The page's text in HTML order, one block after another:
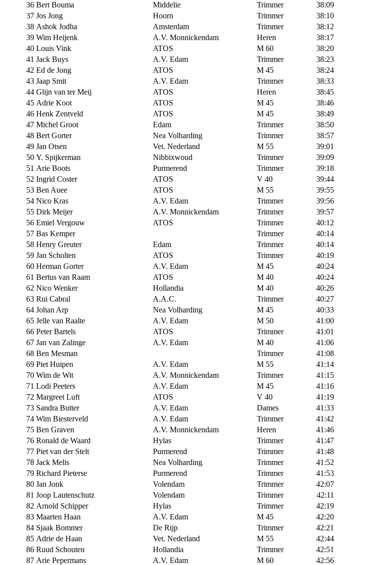
36 Bert Bouma Middelie Trimmer
38:09
37 Jos Jong Hoorn Trimmer
38:10
38 Ashok Jodha Amsterdam Trimmer
38:12
39 Wim Heijenk A.V. Monnickendam Heren
38:17
40 Louis Vink ATOS M 60
38:20
41 Jack Buys A.V. Edam Trimmer
38:23
42 Ed de Jong ATOS M 45
38:24
43 Jaap Smit A.V. Edam Trimmer
38:33
44 Glijn van ter Meij ATOS Heren
38:45
45 Adrie Koot ATOS M 45
38:46
46 Henk Zentveld ATOS M 45
38:49
47 Michel Groot Edam Trimmer
38:50
48 Bert Gorter Nea Volharding Trimmer
38:57
49 Jan Otsen Vet. Nederland M 55
39:01
50 Y. Spijkerman Nibbixwoud Trimmer
39:09
51 Arie Boots Purmerend Trimmer
39:18
52 Ingrid Coster ATOS V 40
39:44
53 Ben Auee ATOS M 55
39:55
54 Nico Kras A.V. Edam Trimmer
39:56
55 Dirk Meijer A.V. Monnickendam Trimmer
39:57
56 Emiel Vergouw ATOS Trimmer
40:12
57 Bas Kemper Trimmer
40:14
58 Henry Greuter Edam Trimmer
40:14
59 Jan Scholten ATOS Trimmer
40:19
60 Herman Gorter A.V. Edam M 45
40:24
61 Bertus van Raam ATOS M 40
40:24
62 Nico Wenker Hollandia M 40
40:26
63 Rui Cabral A.A.C. Trimmer
40:27
64 Johan Arp Nea Volharding M 45
40:33
65 Jelle van Raalte A.V. Edam M 50
41:00
66 Peter Bartels ATOS Trimmer
41:01
67 Jan van Zalinge A.V. Edam M 40
41:06
68 Ben Mesman Trimmer
41:08
69 Piet Huipen A.V. Edam M 55
41:14
70 Wim de Wit A.V. Monnickendam Trimmer
41:15
71 Lodi Peeters A.V. Edam M 45
41:16
72 Margreet Luft ATOS V 40
41:19
73 Sandra Butter A.V. Edam Dames
41:33
74 Wim Biesterveld A.V. Edam Trimmer
41:42
75 Ben Graven A.V. Monnickendam Heren
41:46
76 Ronald de Waard Hylas Trimmer
41:47
77 Piet van der Stelt Purmerend Trimmer
41:48
78 Jack Melis Nea Volharding Trimmer
41:52
79 Richard Pieterse Purmerend Trimmer
41:53
80 Jan Jonk Volendam Trimmer
42:07
81 Joop Lautenschutz Volendam Trimmer
42:11
82 Arnold Schipper Hylas Trimmer
42:19
83 Maarten Haan A.V. Edam M 45
42:20
84 Sjaak Bommer De Rijp Trimmer
42:21
85 Adrie de Haan Vet. Nederland M 55
42:44
86 Ruud Schouten Hollandia Trimmer
42:51
87 Arie Pepermans A.V. Edam M 60
42:56